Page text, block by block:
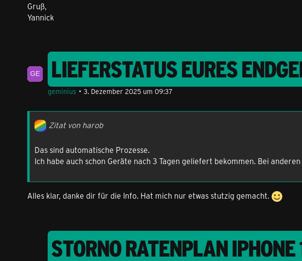
Gruß,
Yannick
LIEFERSTATUS EURES
geminius 3. Dezember 2025 um 09:37
Zitat von harob
Das sind automatische Prozesse.
Ich habe auch schon Geräte nach 3 Tagen geliefert bekommen. Bei
Alles klar, danke dir für die Info. Hat mich nur etwas stutzig gemacht.
STORNO RATENPLAN